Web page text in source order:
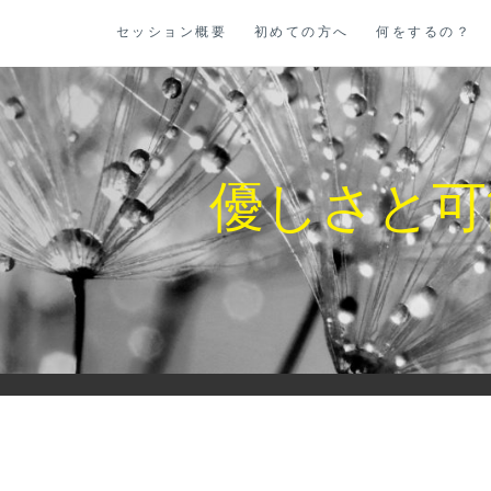
テ
ン
ツ
に
ス
キ
ッ
プ
セッション概要 初めての方へ 何をするの？
優しさと